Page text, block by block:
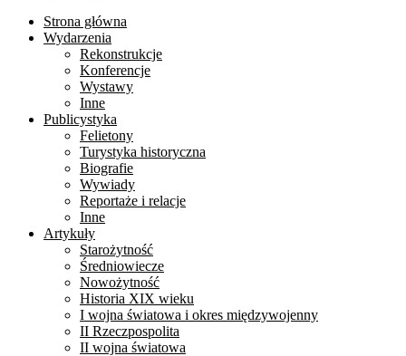
Strona główna
Wydarzenia
Rekonstrukcje
Konferencje
Wystawy
Inne
Publicystyka
Felietony
Turystyka historyczna
Biografie
Wywiady
Reportaże i relacje
Inne
Artykuły
Starożytność
Średniowiecze
Nowożytność
Historia XIX wieku
I wojna światowa i okres międzywojenny
II Rzeczpospolita
II wojna światowa